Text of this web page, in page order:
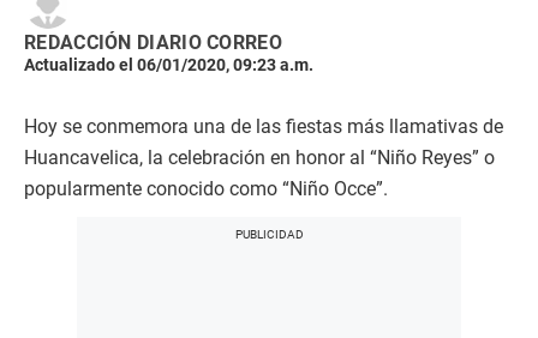
REDACCIÓN DIARIO CORREO
Actualizado el 06/01/2020, 09:23 a.m.
Hoy se conmemora una de las fiestas más llamativas de
Huancavelica, la celebración en honor al “Niño Reyes” o
popularmente conocido como “Niño Occe”.